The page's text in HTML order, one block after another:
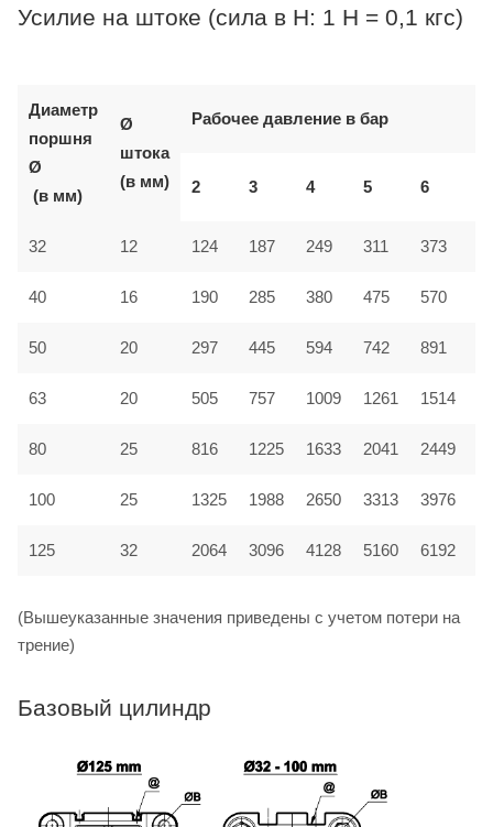
Усилие на штоке (сила в Н: 1 Н = 0,1 кгс)
Диаметр
поршня
Ø
(в мм)
Ø
штока
(в мм)
Рабочее давление в бар
2 3 4 5 6
32 12 124 187 249 311 373
40 16 190 285 380 475 570
50 20 297 445 594 742 891
63 20 505 757 1009 1261 1514
80 25 816 1225 1633 2041 2449
100 25 1325 1988 2650 3313 3976
125 32 2064 3096 4128 5160 6192
(Вышеуказанные значения приведены с учетом потери на
трение)
Базовый цилиндр